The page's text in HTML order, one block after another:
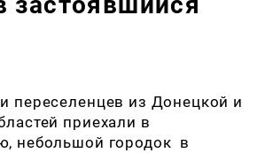
переселенцев из Донецкой и
приехали в
небольшой городок в